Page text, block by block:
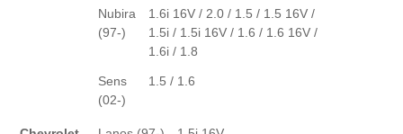
Nubira
(97-)
1.6i 16V / 2.0 / 1.5 / 1.5 16V /
1.5i / 1.5i 16V / 1.6 / 1.6 16V /
1.6i / 1.8
Sens
(02-)
1.5 / 1.6